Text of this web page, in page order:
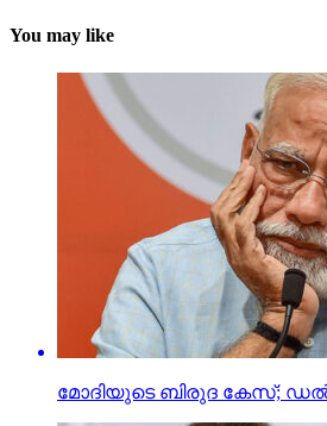
You may like
മോദിയുടെ ബിരുദ കേസ്;